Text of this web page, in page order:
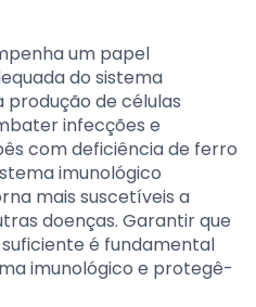
um papel
do sistema
produção de células
infecções e
com deficiência de ferro
imunológico
mais suscetíveis a
doenças. Garantir que
é fundamental
imunológico e protegê-